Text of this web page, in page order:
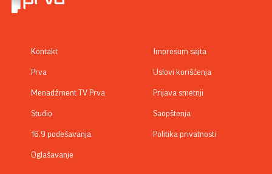
Kontakt
Prva
Menadžment TV Prva
Studio
16:9 podešavanja
Oglašavanje
Impresum sajta
Uslovi korišćenja
Prijava smetnji
Saopštenja
Politika privatnosti